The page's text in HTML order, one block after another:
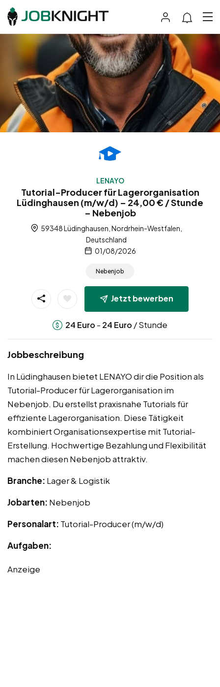
LENAYO
Tutorial-Producer für Lagerorganisation
Lüdinghausen (m/w/d) – 24,00 € / Stunde
– Nebenjob
59348 Lüdinghausen, Nordrhein-Westfalen,
Deutschland
01/08/2026
Nebenjob
Jetzt bewerben
24 Euro - 24 Euro / Stunde
Jobbeschreibung
In Lüdinghausen bietet LENAYO dir die Position als
Tutorial-Producer für Lagerorganisation im
Nebenjob. Du erstellst praxisnahe Tutorials für
effiziente Lagerorganisation. Diese Tätigkeit
kombiniert Organisationsexpertise mit Tutorial-
Erstellung. Hochwertige Bezahlung und Flexibilität
machen diesen Nebenjob attraktiv.
Branche: Lager & Logistik
Jobarten: Nebenjob
Personalart: Tutorial-Producer (m/w/d)
Aufgaben:
Anzeige